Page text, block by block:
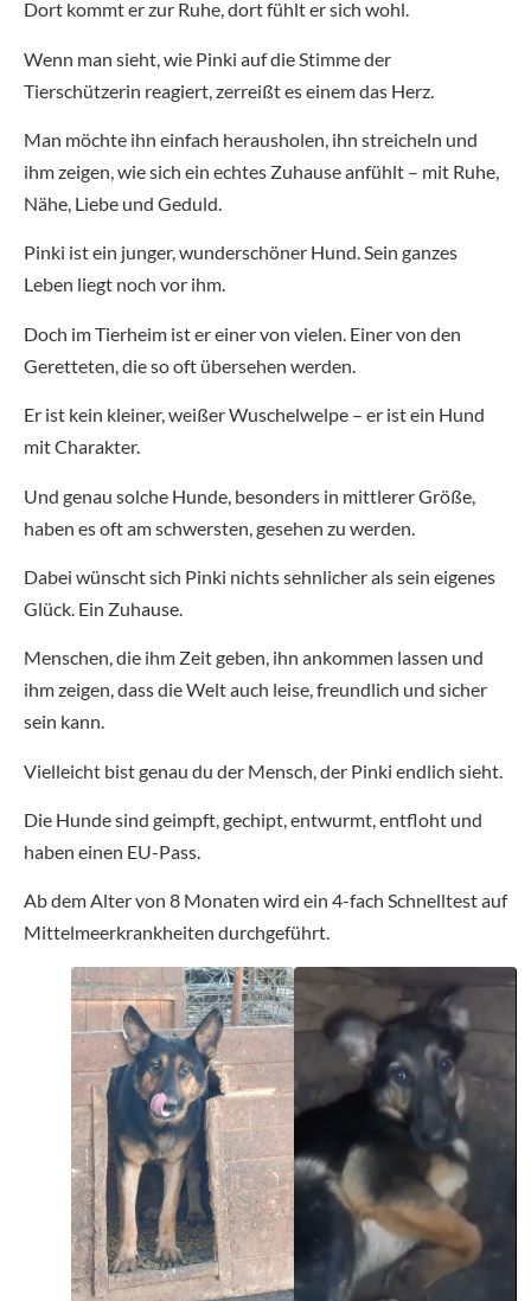
Dort kommt er zur Ruhe, dort fühlt er sich wohl.
Wenn man sieht, wie Pinki auf die Stimme der
Tierschützerin reagiert, zerreißt es einem das Herz.
Man möchte ihn einfach herausholen, ihn streicheln und
ihm zeigen, wie sich ein echtes Zuhause anfühlt – mit Ruhe,
Nähe, Liebe und Geduld.
Pinki ist ein junger, wunderschöner Hund. Sein ganzes
Leben liegt noch vor ihm.
Doch im Tierheim ist er einer von vielen. Einer von den
Geretteten, die so oft übersehen werden.
Er ist kein kleiner, weißer Wuschelwelpe – er ist ein Hund
mit Charakter.
Und genau solche Hunde, besonders in mittlerer Größe,
haben es oft am schwersten, gesehen zu werden.
Dabei wünscht sich Pinki nichts sehnlicher als sein eigenes
Glück. Ein Zuhause.
Menschen, die ihm Zeit geben, ihn ankommen lassen und
ihm zeigen, dass die Welt auch leise, freundlich und sicher
sein kann.
Vielleicht bist genau du der Mensch, der Pinki endlich sieht.
Die Hunde sind geimpft, gechipt, entwurmt, entfloht und
haben einen EU-Pass.
Ab dem Alter von 8 Monaten wird ein 4-fach Schnelltest auf
Mittelmeerkrankheiten durchgeführt.